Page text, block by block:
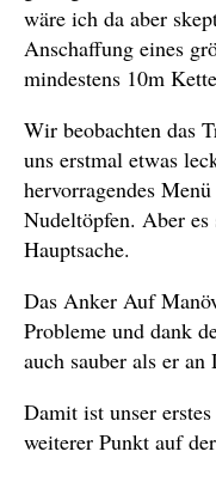
wäre ich da aber
Anschaffung eines
mindestens 10m
Wir beobachten das
uns erstmal etwas
hervorragendes
Nudeltöpfen. Aber
Hauptsache.
Das Anker Auf
Probleme und dank
auch sauber als er an
Damit ist unser
weiterer Punkt auf